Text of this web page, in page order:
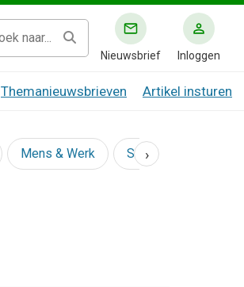
Nieuwsbrief Inloggen
Themanieuwsbrieven Artikel insturen
Mens & Werk Social
›